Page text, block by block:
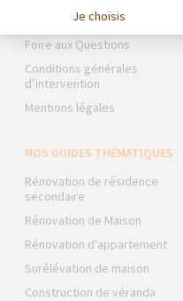
Devenir franchisé
Foire aux Questions
Conditions générales
d’intervention
Mentions légales
NOS GUIDES THÉMATIQUES
Rénovation de résidence
secondaire
Rénovation de Maison
Rénovation d'appartement
Surélévation de maison
Construction de véranda
Je choisis